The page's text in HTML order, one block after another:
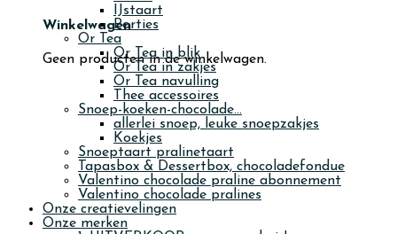
Winkelwagen
Geen producten in de winkelwagen.
IJstaart
Porties
Or Tea
Or Tea in blik
Or Tea in zakjes
Or Tea navulling
Thee accessoires
Snoep-koeken-chocolade...
allerlei snoep, leuke snoepzakjes
Koekjes
Snoeptaart pralinetaart
Tapasbox & Dessertbox, chocoladefondue
Valentino chocolade praline abonnement
Valentino chocolade pralines
Onze creatievelingen
Onze merken